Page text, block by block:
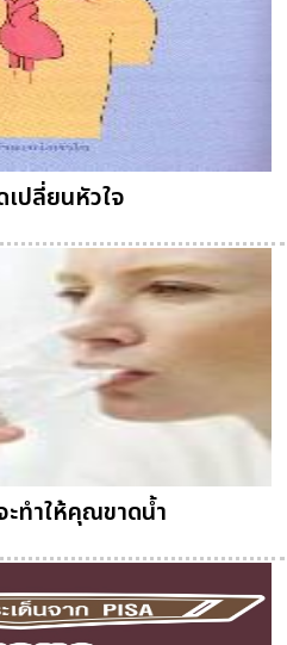
ปลี่ยนหัวใจ
ะทำให้คุณขาดน้ำ